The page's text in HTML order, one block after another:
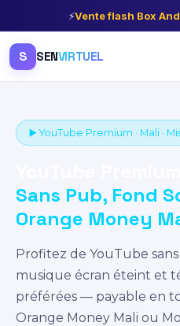
⚡Vente flash Box
S SENVIRTUEL
▶️ YouTube Premium · Mali ·
Sans Pub, Fond
Orange Money
Profitez de YouTube
musique écran éteint et
préférées — payable en
Orange Money Mali ou